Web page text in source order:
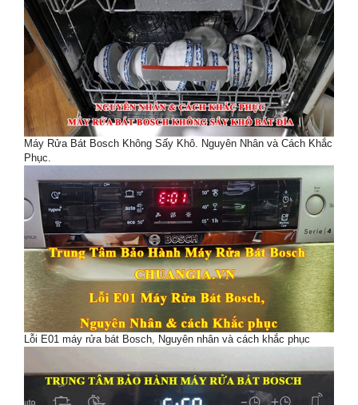
Máy Rửa Bát Bosch Không Sấy Khô. Nguyên Nhân và Cách Khắc
Phục.
Lỗi E01 máy rửa bát Bosch, Nguyên nhân và cách khắc phục